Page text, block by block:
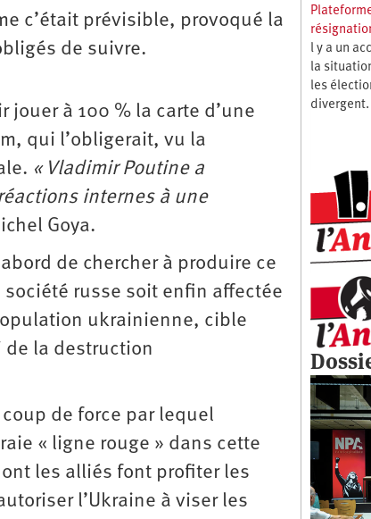
c’était prévisible, provoqué la
de suivre.
à 100 % la carte d’une
qui l’obligerait, vu la
« Vladimir Poutine a
internes à une
Goya.
de chercher à produire ce
russe soit enfin affectée
ukrainienne, cible
de la destruction
de force par lequel
« ligne rouge » dans cette
les alliés font profiter les
l’Ukraine à viser les
l y a un
la
les